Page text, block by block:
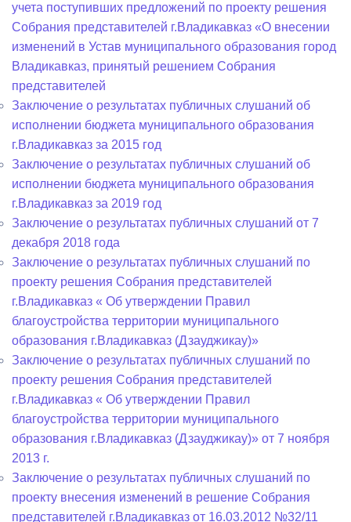
учета поступивших предложений по проекту решения
Собрания представителей г.Владикавказ «О внесении
изменений в Устав муниципального образования город
Владикавказ, принятый решением Собрания
представителей
Заключение о результатах публичных слушаний об
исполнении бюджета муниципального образования
г.Владикавказ за 2015 год
Заключение о результатах публичных слушаний об
исполнении бюджета муниципального образования
г.Владикавказ за 2019 год
Заключение о результатах публичных слушаний от 7
декабря 2018 года
Заключение о результатах публичных слушаний по
проекту решения Собрания представителей
г.Владикавказ « Об утверждении Правил
благоустройства территории муниципального
образования г.Владикавказ (Дзауджикау)»
Заключение о результатах публичных слушаний по
проекту решения Собрания представителей
г.Владикавказ « Об утверждении Правил
благоустройства территории муниципального
образования г.Владикавказ (Дзауджикау)» от 7 ноября
2013 г.
Заключение о результатах публичных слушаний по
проекту внесения изменений в решение Собрания
представителей г.Владикавказ от 16.03.2012 №32/11